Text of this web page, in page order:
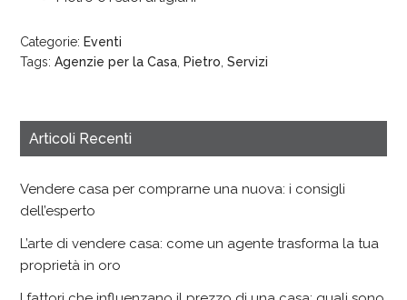
Categorie: Eventi
Tags:Agenzie per la Casa Pietro ,Servizi
Articoli Recenti
Vendere casa per comprarne una nuova: i consigli
dell’esperto
L’arte di vendere casa: come un agente trasforma la tua
proprietà in oro